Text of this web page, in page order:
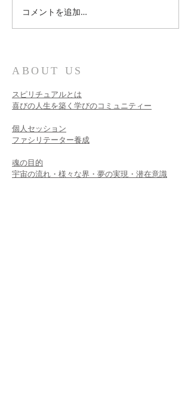
コメントを追加…
ABOUT US
スピリチュアルとは
喜びの人生を築く学びのコミュニティー
個人セッション​
ファシリテーター養成
魂の目的
宇宙の流れ・様々な界・夢の実現・潜在意識